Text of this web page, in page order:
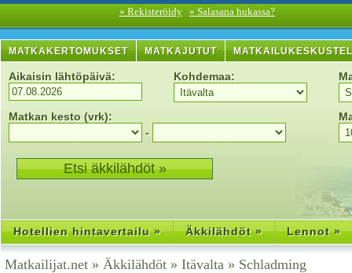
» Rekisteröidy » Salasana hukassa?
MATKAKERTOMUKSET MATKAJUTUT
Aikaisin lähtöpäivä: Kohdemaa:
Matkan kesto (vrk):
-
Hotellien hintavertailu » Äkkilähdöt » Lennot »
Matkailijat.net » Äkkilähdöt » Itävalta » Schladming